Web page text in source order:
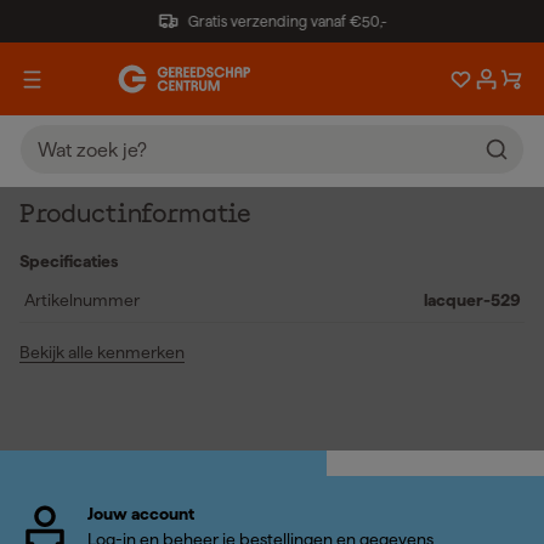
Gratis verzending vanaf €50,-
Productinformatie
Specificaties
Artikelnummer
lacquer-529
Bekijk alle kenmerken
Jouw account
Log-in en beheer je bestellingen en gegevens